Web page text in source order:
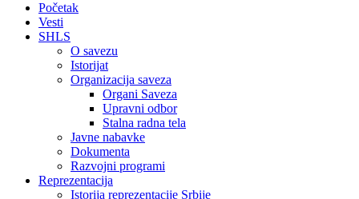
Početak
Vesti
SHLS
O savezu
Istorijat
Organizacija saveza
Organi Saveza
Upravni odbor
Stalna radna tela
Javne nabavke
Dokumenta
Razvojni programi
Reprezentacija
Istorija reprezentacije Srbije